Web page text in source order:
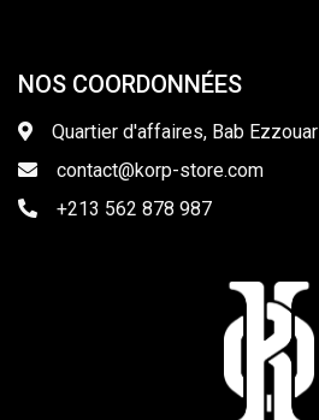
NOS COORDONNÉES
Quartier d'affaires, Bab Ezzouar
contact@korp-store.com
+213 562 878 987